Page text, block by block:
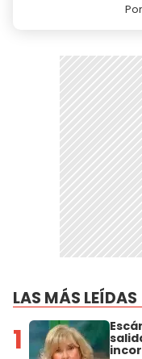
Por
LAS MÁS LEÍDAS
1